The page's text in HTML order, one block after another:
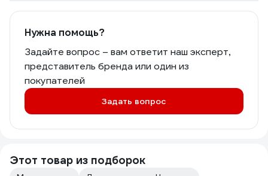
Нужна помощь?
Задайте вопрос – вам ответит наш эксперт,
представитель бренда или один из
покупателей
Задать вопрос
Этот товар из подборок